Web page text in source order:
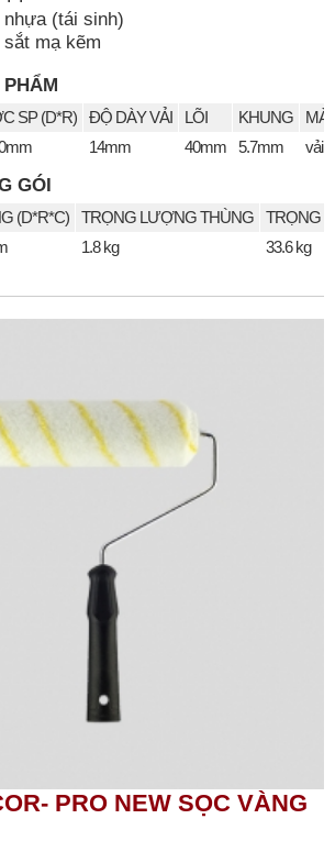
nhựa (tái sinh)
sắt mạ kẽm
SP (D*R) ĐỘ DÀY VẢI LÕI KHUNG
14mm 40mm 5.7mm vải
GÓI
(D*R*C) TRỌNG LƯỢNG THÙNG
TRỌNG
1.8 kg 33.6 kg
PRO NEW SỌC VÀNG